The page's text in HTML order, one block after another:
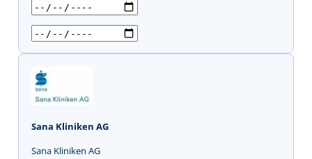
Sana Kliniken AG
Sana Kliniken AG